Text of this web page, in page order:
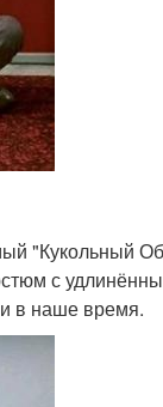
"Кукольный
с
в наше время.